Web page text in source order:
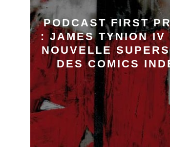
PODCAST FIRST
: JAMES TYNION
NOUVELLE
DES COMICS